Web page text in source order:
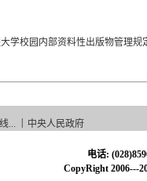
学校园内部资料性出版物管理规
... 中央人民政府
电话:
CopyRight 2006---